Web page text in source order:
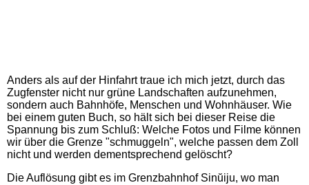
Anders als auf der Hinfahrt traue ich mich jetzt, durch das
Zugfenster nicht nur grüne Landschaften aufzunehmen,
sondern auch Bahnhöfe, Menschen und Wohnhäuser. Wie
bei einem guten Buch, so hält sich bei dieser Reise die
Spannung bis zum Schluß: Welche Fotos und Filme können
wir über die Grenze "schmuggeln", welche passen dem Zoll
nicht und werden dementsprechend gelöscht?
Die Auflösung gibt es im Grenzbahnhof Sinŭiju, wo man